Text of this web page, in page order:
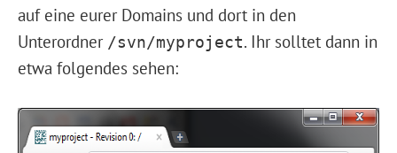
auf eine eurer Domains und dort in den
Unterordner /svn/myproject. Ihr solltet dann in
etwa folgendes sehen: